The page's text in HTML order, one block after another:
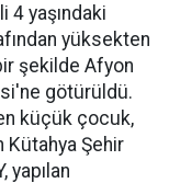
4 yaşındaki
yüksekten
şekilde Afyon
götürüldü.
küçük çocuk,
Kütahya Şehir
yapılan